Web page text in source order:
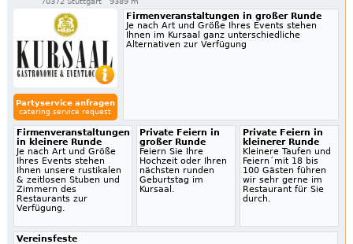
Partyservice anfragen
catering service request
Firmenveranstaltungen in großer Runde
Je nach Art und Größe Ihres Events stehen
Ihnen im Kursaal ganz unterschiedliche
Alternativen zur Verfügung
Firmenveranstaltungen
in kleinere Runde
Je nach Art und Größe
Ihres Events stehen
Ihnen unsere rustikalen
& zeitlosen Stuben und
Zimmern des
Restaurants zur
Verfügung.
Private Feiern in
großer Runde
Feiern Sie Ihre
Hochzeit oder Ihren
nächsten runden
Geburtstag im
Kursaal.
Private Feiern in
kleinerer Runde
Kleinere Taufen und
Feiern´mit 18 bis
100 Gästen führen
wir sehr gerne im
Restaurant für Sie
durch.
Vereinsfeste